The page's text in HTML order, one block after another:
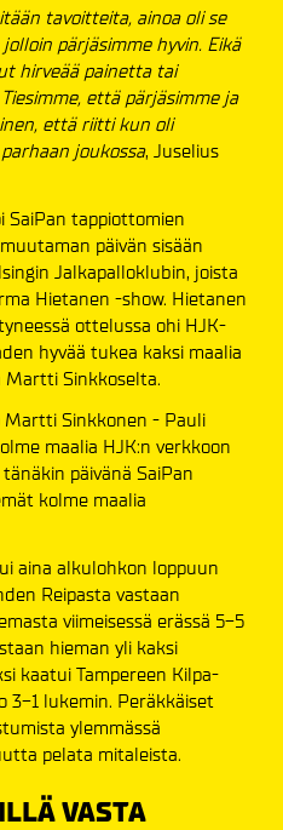
tavoitteita, ainoa oli se
pärjäsimme hyvin. Eikä
hirveää painetta tai
että pärjäsimme ja
että riitti kun oli
joukossa, Juselius
SaiPan tappiottomien
päivän sisään
Jalkapalloklubin, joista
Hietanen -show. Hietanen
ottelussa ohi HJK-
hyvää tukea kaksi maalia
Sinkkoselta.
Martti Sinkkonen - Pauli
maalia HJK:n verkkoon
päivänä SaiPan
kolme maalia
aina alkulohkon loppuun
Reipasta vastaan
viimeisessä erässä 5-5
hieman yli kaksi
kaatui Tampereen Kilpa-
3-1 lukemin. Peräkkäiset
ylemmässä
pelata mitaleista.
VASTA